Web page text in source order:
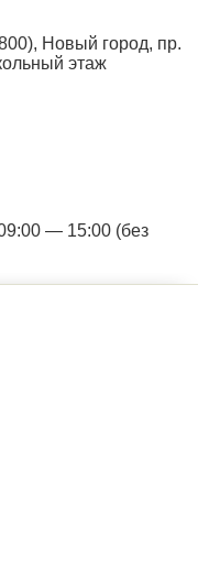
), Новый город, пр.
этаж
— 15:00 (без